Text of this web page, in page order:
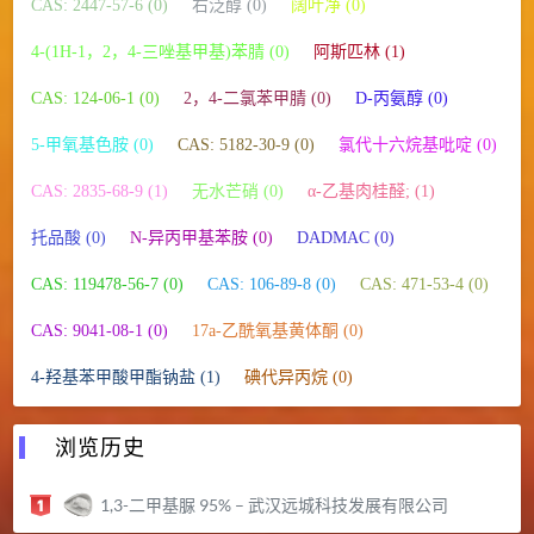
CAS: 2447-57-6 (0) 右泛醇 (0) 阔叶净 (0)
4-(1H-1，2，4-三唑基甲基)苯腈 (0) 阿斯匹林 (1)
CAS: 124-06-1 (0) 2，4-二氯苯甲腈 (0) D-丙氨醇 (0)
5-甲氧基色胺 (0) CAS: 5182-30-9 (0) 氯代十六烷基吡啶 (0)
CAS: 2835-68-9 (1) 无水芒硝 (0) α-乙基肉桂醛; (1)
托品酸 (0) N-异丙甲基苯胺 (0) DADMAC (0)
CAS: 119478-56-7 (0) CAS: 106-89-8 (0) CAS: 471-53-4 (0)
CAS: 9041-08-1 (0) 17a-乙酰氧基黄体酮 (0)
4-羟基苯甲酸甲酯钠盐 (1) 碘代异丙烷 (0)
浏览历史
1,3-二甲基脲 95% – 武汉远城科技发展有限公司